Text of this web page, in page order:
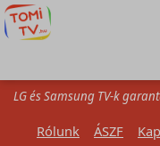
LG és Samsung TV-k
Rólunk ÁSZF